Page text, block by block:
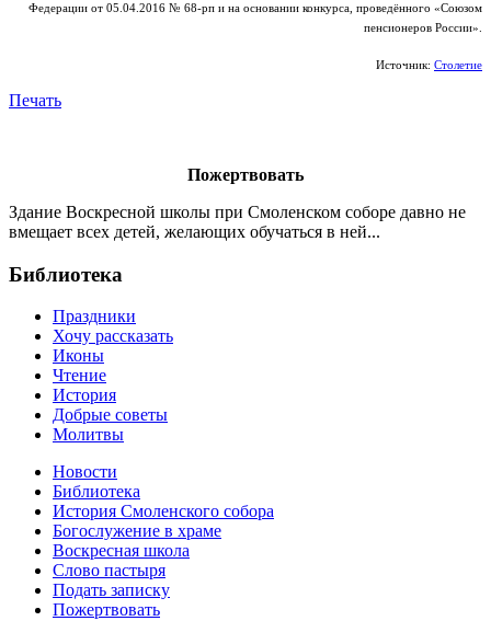
Федерации от 05.04.2016 № 68-рп и на основании конкурса, проведённого «Союзом
пенсионеров России».
Источник: Столетие
Печать
Пожертвовать
Здание Воскресной школы при Смоленском соборе давно не
вмещает всех детей, желающих обучаться в ней...
Библиотека
Праздники
Хочу рассказать
Иконы
Чтение
История
Добрые советы
Молитвы
Новости
Библиотека
История Смоленского собора
Богослужение в храме
Воскресная школа
Слово пастыря
Подать записку
Пожертвовать